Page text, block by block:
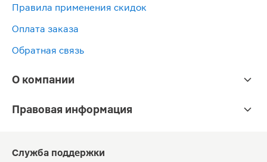
Правила применения скидок
Оплата заказа
Обратная связь
О компании
Правовая информация
Служба поддержки